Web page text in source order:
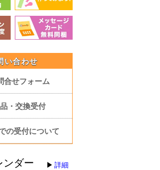
い合わせ
合せフォーム
・交換受付
の受付について
ンダー 詳細